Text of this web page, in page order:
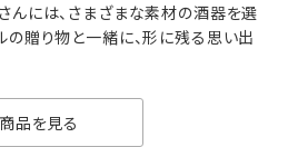
んには、さまざまな素材の酒器を選
贈り物と一緒に、形に残る思い出
商品を見る